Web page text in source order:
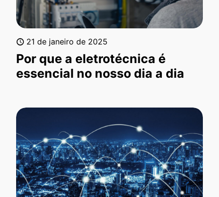
21 de janeiro de 2025
Por que a eletrotécnica é
essencial no nosso dia a dia